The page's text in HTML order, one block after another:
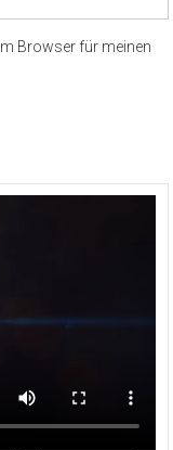
Browser für meinen